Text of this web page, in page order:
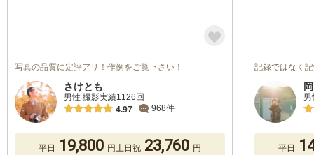
写真の品質に定評アリ！作例をご覧下さい！
さけとも
男性 撮影実績1126回
4.97
968件
平日 19,800 円土日祝 23,760 円
記録ではなく
平日